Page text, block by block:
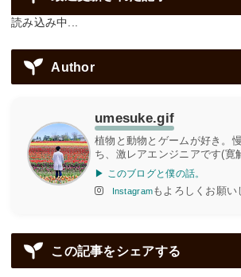
読み込み中...
Author
umesuke.gif
植物と動物とゲームが好き。
ち、激レアエンジニアです(寛
▶ このブログと僕の話。
Instagramもよろしくお願い
この記事をシェアする